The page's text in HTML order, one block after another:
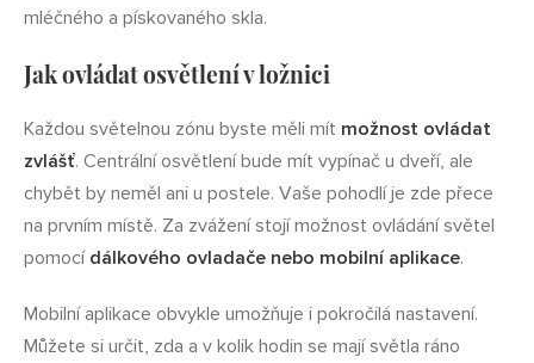
mléčného a pískovaného skla.
Jak ovládat osvětlení v ložnici
Každou světelnou zónu byste měli mít možnost ovládat
zvlášť. Centrální osvětlení bude mít vypínač u dveří, ale
chybět by neměl ani u postele. Vaše pohodlí je zde přece
na prvním místě. Za zvážení stojí možnost ovládání světel
pomocí dálkového ovladače nebo mobilní aplikace.
Mobilní aplikace obvykle umožňuje i pokročilá nastavení.
Můžete si určit, zda a v kolik hodin se mají světla ráno